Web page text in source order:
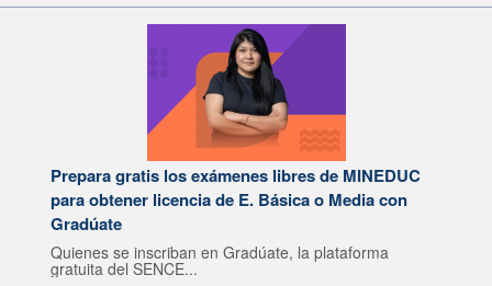
Prepara gratis los exámenes libres de MINEDUC
para obtener licencia de E. Básica o Media con
Gradúate
Quienes se inscriban en Gradúate, la plataforma
gratuita del SENCE...